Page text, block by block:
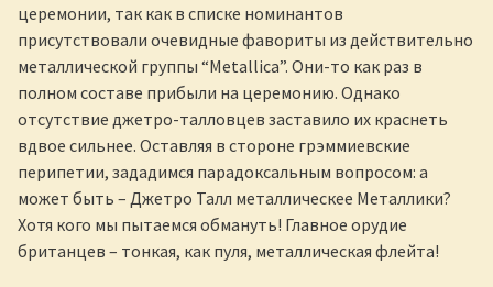
церемонии, так как в списке номинантов
присутствовали очевидные фавориты из действительно
металлической группы “Metallica”. Они-то как раз в
полном составе прибыли на церемонию. Однако
отсутствие джетро-талловцев заставило их краснеть
вдвое сильнее. Оставляя в стороне грэммиевские
перипетии, зададимся парадоксальным вопросом: а
может быть – Джетро Талл металлическее Металлики?
Хотя кого мы пытаемся обмануть! Главное орудие
британцев – тонкая, как пуля, металлическая флейта!